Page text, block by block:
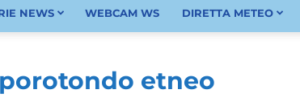
NEWS WEBCAM WS DIRETTA METEO
etneo